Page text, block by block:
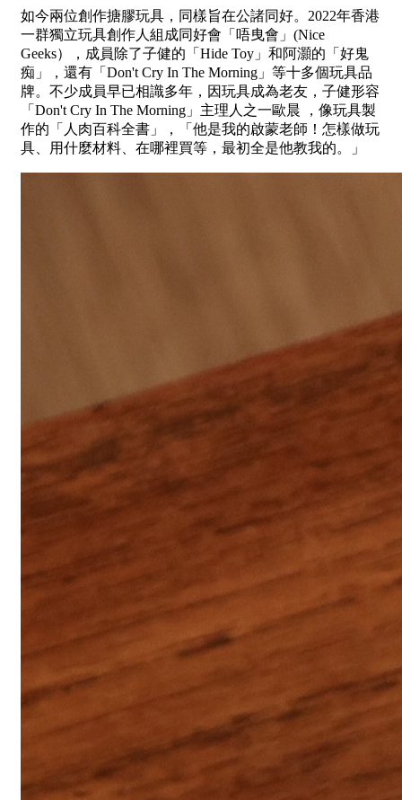
如今兩位創作搪膠玩具，同樣旨在公諸同好。2022年香港
一群獨立玩具創作人組成同好會「唔曳會」(Nice
Geeks），成員除了子健的「Hide Toy」和阿灝的「好鬼
痴」，還有「Don't Cry In The Morning」等十多個玩具品
牌。不少成員早已相識多年，因玩具成為老友，子健形容
「Don't Cry In The Morning」主理人之一歐晨 ，像玩具製
作的「人肉百科全書」，「他是我的啟蒙老師！怎樣做玩
具、用什麼材料、在哪裡買等，最初全是他教我的。」